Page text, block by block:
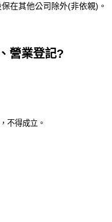
在其他公司除外(非依親)。
營業登記?
不得成立。